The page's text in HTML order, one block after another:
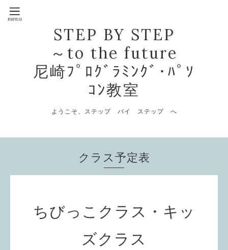
STEP BY STEP
～to the future
尼崎ﾌﾟﾛｸﾞﾗﾐﾝｸﾞ･ﾊﾟｿ
ｺﾝ教室
ようこそ、ステップ バイ ステップ へ
クラス予定表
ちびっこクラス・キッ
ズクラス